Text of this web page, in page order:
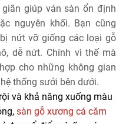
giúp ván sàn ổn định
nguyên khối. Bạn cũng
nứt vỡ giống các loại gỗ
dễ nứt. Chính vì thế mà
cho những không gian
thống sưởi bên dưới.
và khả năng xuống màu
sàn gỗ xương cá căm